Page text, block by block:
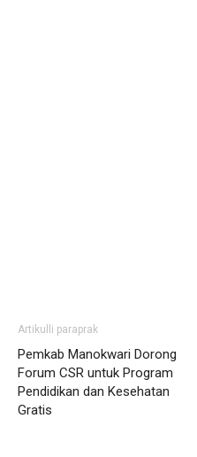
Artikulli paraprak
Pemkab Manokwari Dorong
Forum CSR untuk Program
Pendidikan dan Kesehatan
Gratis